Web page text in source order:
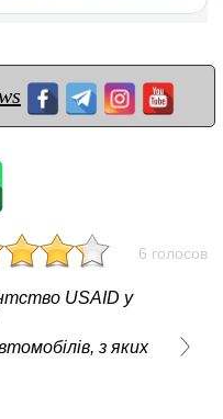
6 голосов
USAID у
з яких